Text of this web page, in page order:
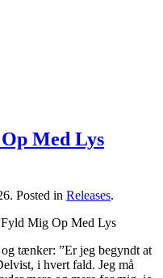
Med Lys
. Posted in Releases.
Mig Op Med Lys
tænker: ”Er jeg begyndt at
i hvert fald. Jeg må